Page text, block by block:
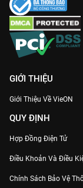
GIỚI THIỆU
Giới Thiệu Về VieON
QUY ĐỊNH
Hợp Đồng Điện Tử
Điều Khoản Và Điều
Chính Sách Bảo Vệ